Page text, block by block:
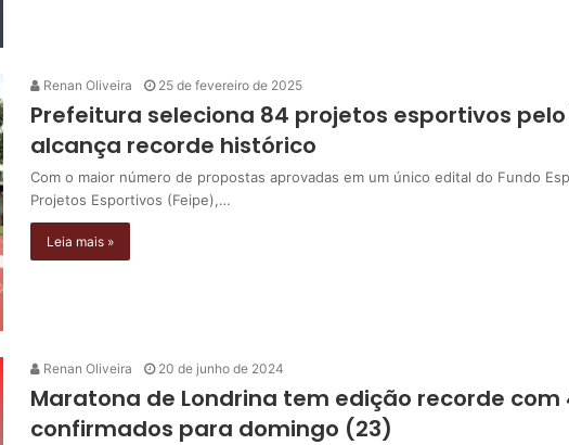
Renan Oliveira 25 de fevereiro de 2025
Prefeitura seleciona 84 projetos esportivos pelo
alcança recorde histórico
Com o maior número de propostas aprovadas em um único edital do Fundo
Projetos Esportivos (Feipe),…
Leia mais »
Renan Oliveira 20 de junho de 2024
Maratona de Londrina tem edição recorde
confirmados para domingo (23)